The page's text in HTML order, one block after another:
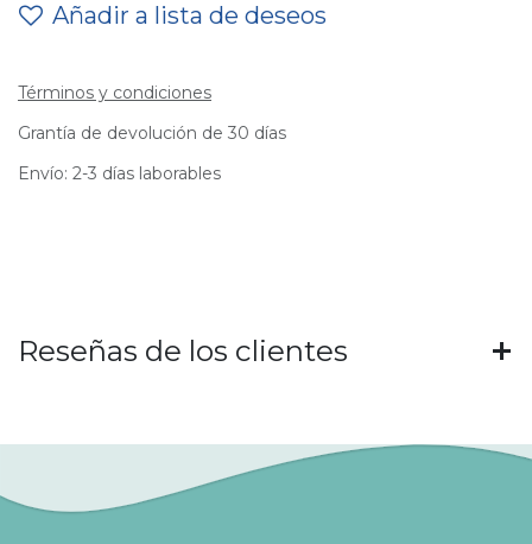
Añadir a lista de deseos
Términos y condiciones
Grantía de devolución de 30 días
Envío: 2-3 días laborables
Reseñas de los clientes